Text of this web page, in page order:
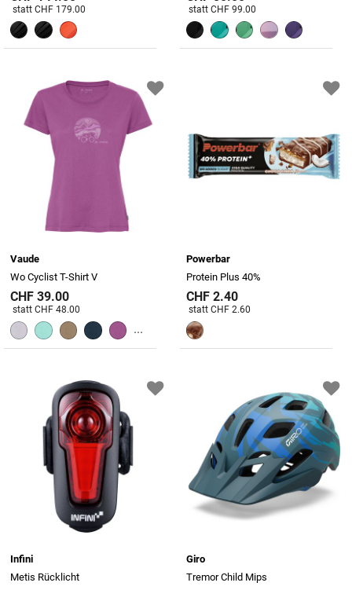
Preis reduziert von
statt CHF 179.00 Preis reduziert von
statt CHF 99.00
Vaude
Wo Cyclist T-Shirt V
CHF 39.00
Preis reduziert von
statt CHF 48.00
...
Powerbar
Protein Plus 40%
CHF 2.40
Preis reduziert von
statt CHF 2.60
Infini
Metis Rücklicht
Giro
Tremor Child Mips